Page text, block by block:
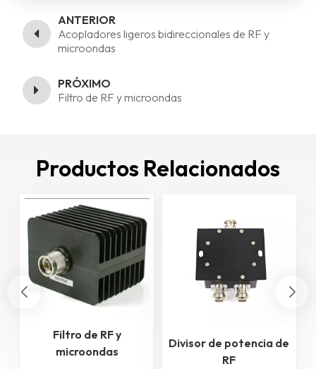
ANTERIOR
Acopladores ligeros bidireccionales de RF y
microondas
PRÓXIMO
Filtro de RF y microondas
Productos Relacionados
Filtro de RF y
microondas
Divisor de potencia de
RF